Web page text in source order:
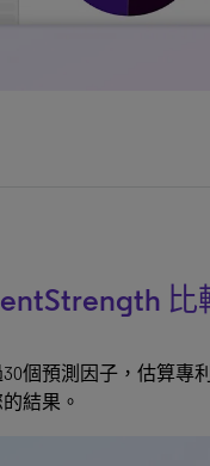
個預測因子，估算專
結果。